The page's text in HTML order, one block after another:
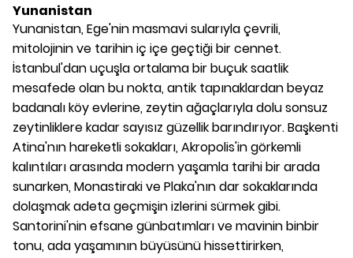
Yunanistan
Yunanistan, Ege'nin masmavi sularıyla çevrili,
mitolojinin ve tarihin iç içe geçtiği bir cennet.
İstanbul'dan uçuşla ortalama bir buçuk saatlik
mesafede olan bu nokta, antik tapınaklardan beyaz
badanalı köy evlerine, zeytin ağaçlarıyla dolu sonsuz
zeytinliklere kadar sayısız güzellik barındırıyor. Başkenti
Atina'nın hareketli sokakları, Akropolis'in görkemli
kalıntıları arasında modern yaşamla tarihi bir arada
sunarken, Monastiraki ve Plaka'nın dar sokaklarında
dolaşmak adeta geçmişin izlerini sürmek gibi.
Santorini'nin efsane günbatımları ve mavinin binbir
tonu, ada yaşamının büyüsünü hissettirirken,